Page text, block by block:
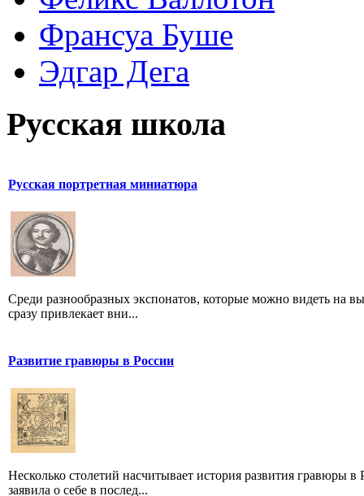
Франсуа Буше
Эдгар Дега
Русская школа
Русская портретная миниатюра
Среди разнообразных экспонатов, которые можно видеть на
сразу привлекает вни...
Развитие гравюры в России
Несколько столетий насчитывает история развития гравюры в
заявила о себе в послед...